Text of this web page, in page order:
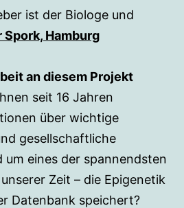
ist der Biologe und
Spork, Hamburg
an diesem Projekt
seit 16 Jahren
über wichtige
gesellschaftliche
eines der spannendsten
Zeit – die Epigenetik
Datenbank speichert?